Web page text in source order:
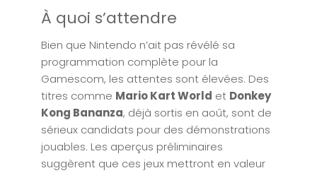
À quoi s’attendre
Bien que Nintendo n’ait pas révélé sa
programmation complète pour la
Gamescom, les attentes sont élevées. Des
titres comme Mario Kart World et Donkey
Kong Bananza, déjà sortis en août, sont de
sérieux candidats pour des démonstrations
jouables. Les aperçus préliminaires
suggèrent que ces jeux mettront en valeur